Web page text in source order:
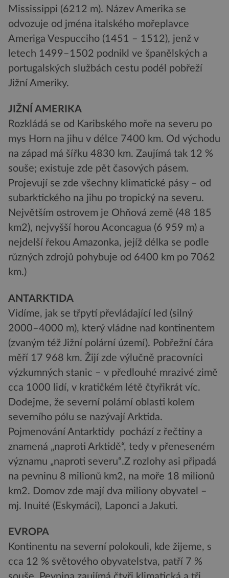
Mississippi (6212 m). Název Amerika se
odvozuje od jména italského mořeplavce
Ameriga Vespucciho (1451 – 1512), jenž v
letech 1499–1502 podnikl ve španělských a
portugalských službách cestu podél pobřeží
Jižní Ameriky.
JIŽNÍ AMERIKA
Rozkládá se od Karibského moře na severu po
mys Horn na jihu v délce 7400 km. Od východu
na západ má šířku 4830 km. Zaujímá tak 12 %
souše; existuje zde pět časových pásem.
Projevují se zde všechny klimatické pásy – od
subarktického na jihu po tropický na severu.
Největším ostrovem je Ohňová země (48 185
km2), nejvyšší horou Aconcagua (6 959 m) a
nejdelší řekou Amazonka, jejíž délka se podle
různých zdrojů pohybuje od 6400 km po 7062
km.)
ANTARKTIDA
Vidíme, jak se třpytí převládající led (silný
2000–4000 m), který vládne nad kontinentem
(zvaným též Jižní polární území). Pobřežní čára
měří 17 968 km. Žijí zde výlučně pracovníci
výzkumných stanic – v předlouhé mrazivé zimě
cca 1000 lidí, v kratičkém létě čtyřikrát víc.
Dodejme, že severní polární oblasti kolem
severního pólu se nazývají Arktida.
Pojmenování Antarktidy pochází z řečtiny a
znamená „naproti Arktidě“, tedy v přeneseném
významu „naproti severu“.Z rozlohy asi připadá
na pevninu 8 milionů km2, na moře 18 milionů
km2. Domov zde mají dva miliony obyvatel –
mj. Inuité (Eskymáci), Laponci a Jakuti.
EVROPA
Kontinentu na severní polokouli, kde žijeme, s
cca 12 % světového obyvatelstva, patří 7 %